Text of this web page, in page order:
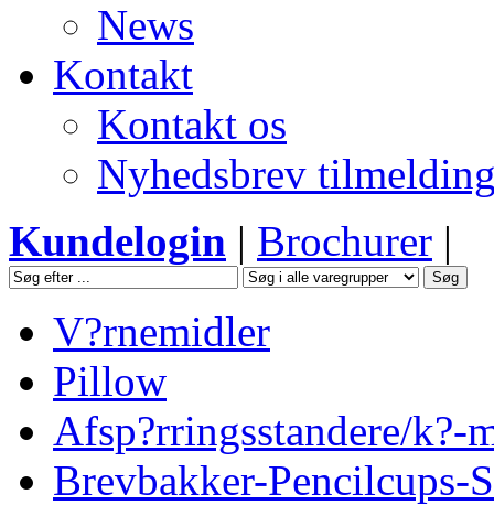
News
Kontakt
Kontakt os
Nyhedsbrev
Kundelogin | Brochurer |
V?rnemidler
Pillow
Afsp?rringsstandere/k?-
Brevbakker-Pencilcups-